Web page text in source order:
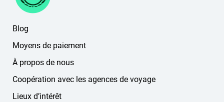
réservation via le chat en ligne (situé dans le coin inférieur
russe
coréen
chinois
allemand
autres langues
Si vous ne trouvez pas la langue souhaitée sur le site,
écrivez-nous — nous trouverons un guide ou un chauffeur
Blog
Moyens de paiement
À propos de nous
Coopération avec les agences de voyage
Lieux d’intérêt